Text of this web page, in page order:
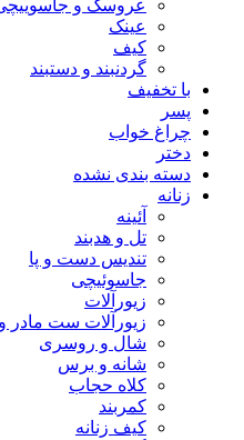
عروسک و
عینک
کیف
گردنبند و دستبند
با تخفیف
پسر
چراغ خواب
دختر
دسته بندی نشده
زنانه
آئینه
تل و هدبند
تندیس دست و پا
جاسوئیچی
زیورآلات
زیورآلات ست مادر
شال و روسری
شانه و برس
کلاه حجاب
کمربند
کیف زنانه